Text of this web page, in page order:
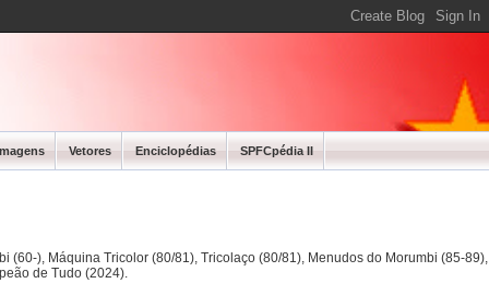
Vetores Enciclopédias SPFCpédia II
), Máquina Tricolor (80/81), Tricolaço (80/81), Menudos do Morumbi (85-
de Tudo (2024).